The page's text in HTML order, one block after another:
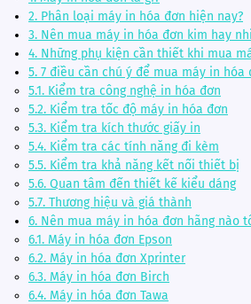
2. Phân loại máy in hóa đơn hiện nay?
3. Nên mua máy in hóa đơn kim hay
4. Những phụ kiện cần thiết khi mua
5. 7 điều cần chú ý để mua máy in hóa
5.1. Kiểm tra công nghệ in hóa đơn
5.2. Kiểm tra tốc độ máy in hóa đơn
5.3. Kiểm tra kích thước giấy in
5.4. Kiểm tra các tính năng đi kèm
5.5. Kiểm tra khả năng kết nối thiết bị
5.6. Quan tâm đến thiết kế kiểu dáng
5.7. Thương hiệu và giá thành
6. Nên mua máy in hóa đơn hãng nào
6.1. Máy in hóa đơn Epson
6.2. Máy in hóa đơn Xprinter
6.3. Máy in hóa đơn Birch
6.4. Máy in hóa đơn Tawa